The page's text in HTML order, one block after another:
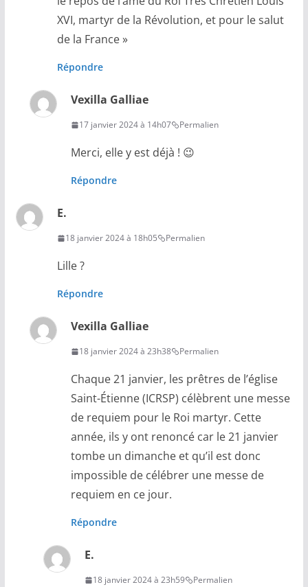
XVI, martyr de la Révolution, et pour le salut
de la France »
Répondre
Vexilla Galliae
17 janvier 2024 à 14h07 Permalien
Merci, elle y est déjà ! 😉
Répondre
E.
18 janvier 2024 à 18h05 Permalien
Lille ?
Répondre
Vexilla Galliae
18 janvier 2024 à 23h38 Permalien
Chaque 21 janvier, les prêtres de l’église
Saint-Étienne (ICRSP) célèbrent une messe
de requiem pour le Roi martyr. Cette
année, ils y ont renoncé car le 21 janvier
tombe un dimanche et qu’il est donc
impossible de célébrer une messe de
requiem en ce jour.
Répondre
E.
18 janvier 2024 à 23h59 Permalien